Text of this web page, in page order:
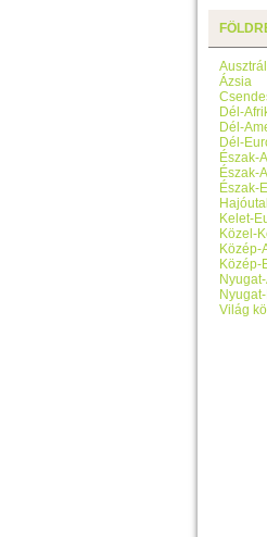
Ázsia
Dél-
Dél-
Dél-
Észak-
Észak-
Észak-
Kelet-
Közel-
Közép-
Közép-
Világ